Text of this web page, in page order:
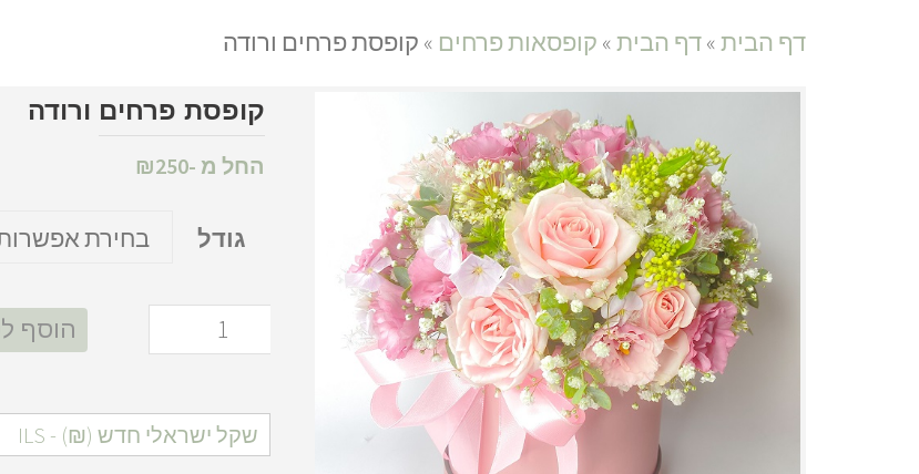
דף הבית»דף הבית» קופסאות פרחים » קופסת פרחים ורודה
קופסת פרחים ורודה
החל מ - ₪250
גודל
הוסף
שקל ישראלי חדש (₪) - ILS